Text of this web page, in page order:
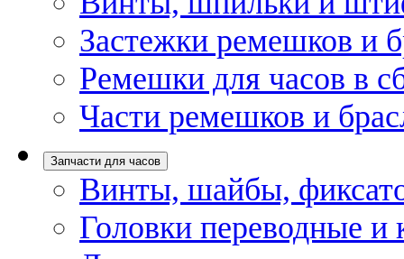
Застежки ремешков и
Ремешки для часов в
Части ремешков и
Запчасти для часов
Винты, шайбы,
Головки переводные и